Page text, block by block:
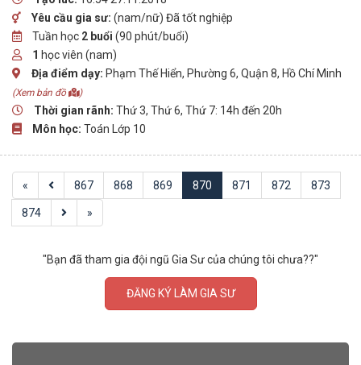
Yêu cầu gia sư: (nam/nữ) Đã tốt nghiệp
Tuần học 2 buổi (90 phút/buổi)
1 học viên (nam)
Địa điểm dạy: Phạm Thế Hiển, Phường 6, Quận 8, Hồ Chí Minh
(Xem bản đồ )
Thời gian rãnh: Thứ 3, Thứ 6, Thứ 7: 14h đến 20h
Môn học: Toán Lớp 10
« 867 868 869 870 871 872 873
874 »
"Bạn đã tham gia đội ngũ Gia Sư của chúng tôi chưa??"
ĐĂNG KÝ LÀM GIA SƯ